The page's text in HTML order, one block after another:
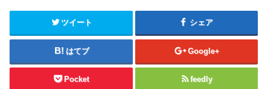
ツイート シェア
はてブ Google+
Pocket feedly